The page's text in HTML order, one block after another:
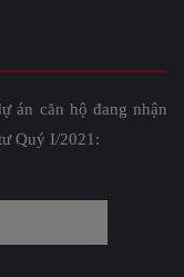
án căn hộ đang nhận
Quý I/2021: